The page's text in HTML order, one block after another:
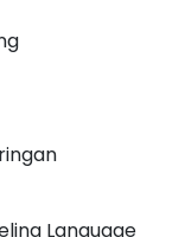
Language